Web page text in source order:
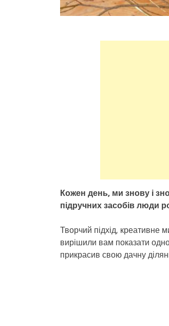
Кожен день, ми знову і
підручних засобів люди
Творчий підхід, креативне
вирішили вам показати
прикрасив свою дачну